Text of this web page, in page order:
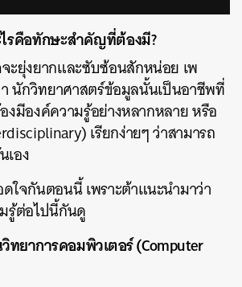
รคือทักษะสำคัญที่ต้องมี?
ะยุ่งยากและซับซ้อนสักหน่อย เพ
า นักวิทยาศาสตร์ข้อมูลนั้นเป็นอาชีพที่
งมีองค์ความรู้อย่างหลากหลาย หรือ
เรียกง่ายๆ ว่าสามารถ
เอง
ใจกันตอนนี้ เพราะต้าแนะนำมาว่า
รู้ต่อไปนี้กันดู
ทยาการคอมพิวเตอร์ (Computer